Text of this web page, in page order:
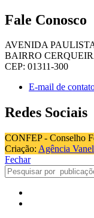
Fale Conosco
AVENIDA
BAIRRO
CEP: 01311-300
E-mail de
Redes Sociais
CONFEP - Conselho
Criação: Agência
Fechar